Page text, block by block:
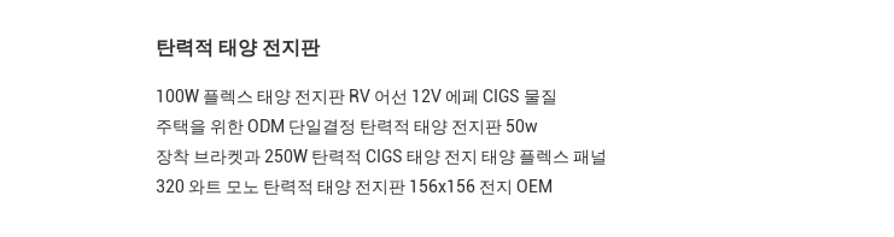
탄력적 태양 전지판
100W 플렉스 태양 전지판 RV 어선 12V 에페 CIGS 물질
주택을 위한 ODM 단일결정 탄력적 태양 전지판 50w
장착 브라켓과 250W 탄력적 CIGS 태양 전지 태양 플렉스 패널
320 와트 모노 탄력적 태양 전지판 156x156 전지 OEM